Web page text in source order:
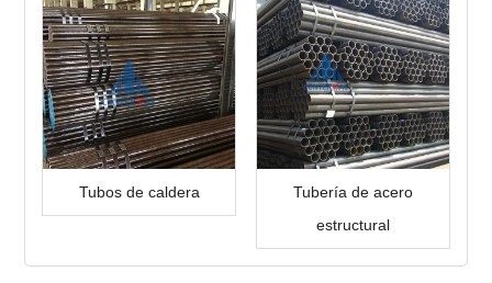
Tubos de caldera
Tubería de acero
estructural